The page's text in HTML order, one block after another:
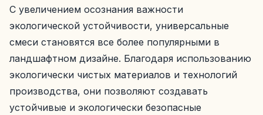
С увеличением осознания важности
экологической устойчивости, универсальные
смеси становятся все более популярными в
ландшафтном дизайне. Благодаря использованию
экологически чистых материалов и технологий
производства, они позволяют создавать
устойчивые и экологически безопасные